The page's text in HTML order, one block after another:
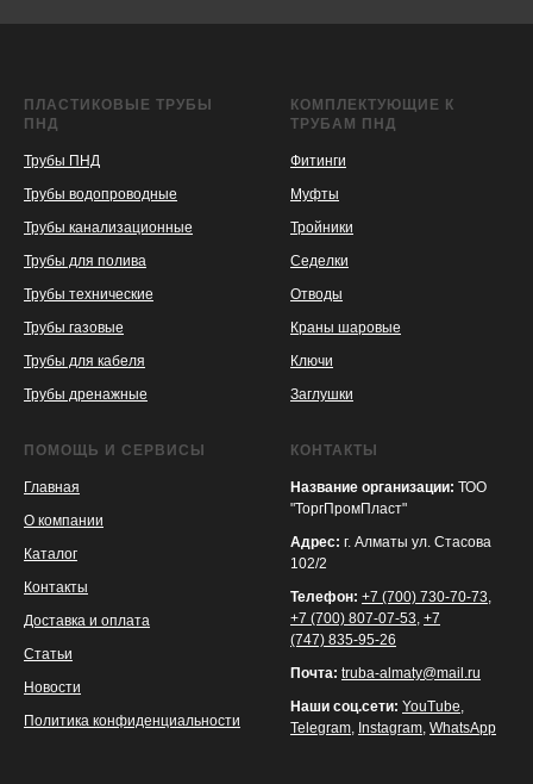
ПЛАСТИКОВЫЕ ТРУБЫ
ПНД
Трубы ПНД
Трубы водопроводные
Трубы канализационные
Трубы для полива
Трубы технические
Трубы газовые
Трубы для кабеля
Трубы дренажные
КОМПЛЕКТУЮЩИЕ К
ТРУБАМ ПНД
Фитинги
Муфты
Тройники
Седелки
Отводы
Краны шаровые
Ключи
Заглушки
ПОМОЩЬ И СЕРВИСЫ
Главная
О компании
Каталог
Контакты
Доставка и оплата
Статьи
Новости
Политика конфиденциальности
КОНТАКТЫ
Название организации: ТОО
"ТоргПромПласт"
Адрес: г. Алматы ул. Стасова
102/2
Телефон: +7 (700) 730-70-73,
+7 (700) 807-07-53, +7
(747) 835-95-26
Почта: truba-almaty@mail.ru
Наши соц.сети: YouTube,
Telegram, Instagram, WhatsApp